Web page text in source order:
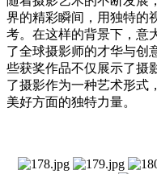
界的精彩瞬间，用独特的
考。在这样的背景下，意
了全球摄影师的才华与创
些获奖作品不仅展示了摄
了摄影作为一种艺术形式
美好方面的独特力量。